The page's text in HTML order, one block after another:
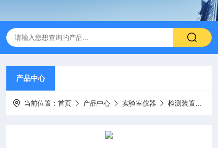
产品中心
当前位置：首页 产品中心 实验室仪器 检测装置